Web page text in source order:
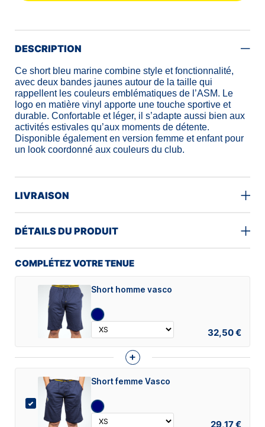
DESCRIPTION
Ce short bleu marine combine style et fonctionnalité,
avec deux bandes jaunes autour de la taille qui
rappellent les couleurs emblématiques de l’ASM. Le
logo en matière vinyl apporte une touche sportive et
durable. Confortable et léger, il s’adapte aussi bien aux
activités estivales qu’aux moments de détente.
Disponible également en version femme et enfant pour
un look coordonné aux couleurs du club.
LIVRAISON
DÉTAILS DU PRODUIT
COMPLÉTEZ VOTRE TENUE
Short homme vasco
32,50 €
+
Short femme Vasco
29,17 €